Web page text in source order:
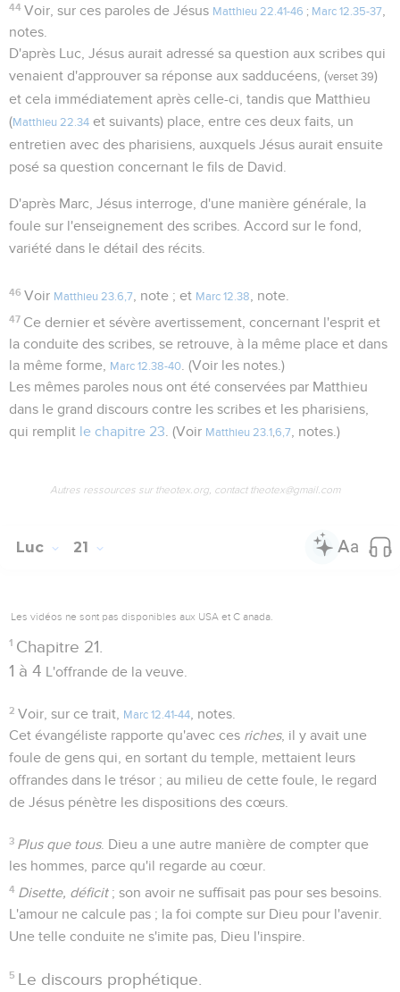
44 Voir, sur ces paroles de Jésus Matthieu 22.41-46 ; Marc 12.35-37
notes.
D'après Luc, Jésus aurait adressé sa question aux scribes qui
venaient d'approuver sa réponse aux sadducéens, (verset 39)
et cela immédiatement après celle-ci, tandis que Matthieu
(Matthieu 22.34 et suivants) place, entre ces deux faits, un
entretien avec des pharisiens, auxquels Jésus aurait ensuite
posé sa question concernant le fils de David.
D'après Marc, Jésus interroge, d'une manière générale, la
foule sur l'enseignement des scribes. Accord sur le fond,
variété dans le détail des récits.
46 Voir Matthieu 23.6,7 , note ; et Marc 12.38 , note.
47 Ce dernier et sévère avertissement, concernant l'esprit et
la conduite des scribes, se retrouve, à la même place et dans
la même forme,
Marc 12.38-40
. (Voir les notes.)
Les mêmes paroles nous ont été conservées par Matthieu
dans le grand discours contre les scribes et les pharisiens,
qui remplit le chapitre 23 . (Voir Matthieu 23.1 6,7 , notes.)
Autres ressources sur theotex.org, contact theotex@gmail.com
Luc 21
Les vidéos ne sont pas disponibles aux USA et C anada.
1 Chapitre 21.
1 à 4 L'offrande de la veuve.
2 Voir, sur ce trait, Marc 12.41-44
, notes.
Cet évangéliste rapporte qu'avec ces riches, il y avait une
foule de gens qui, en sortant du temple, mettaient leurs
offrandes dans le trésor ; au milieu de cette foule, le regard
de Jésus pénètre les dispositions des cœurs.
3 Plus que tous. Dieu a une autre manière de compter que
les hommes, parce qu'il regarde au cœur.
4 Disette, déficit; son avoir ne suffisait pas pour ses besoins.
L'amour ne calcule pas ; la foi compte sur Dieu pour l'avenir.
Une telle conduite ne s'imite pas, Dieu l'inspire.
5 Le discours prophétique.